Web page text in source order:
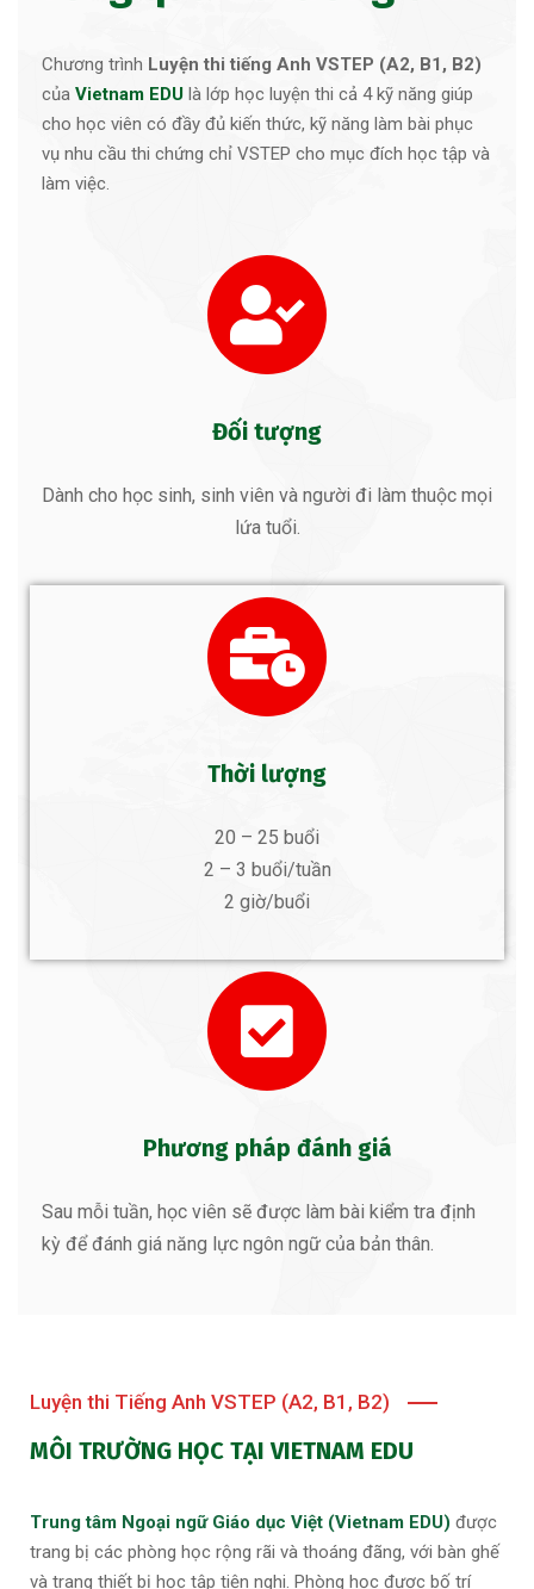
Chương trình Luyện thi tiếng Anh VSTEP (A2, B1, B2)
của Vietnam EDU là lớp học luyện thi cả 4 kỹ năng giúp
cho học viên có đầy đủ kiến thức, kỹ năng làm bài phục
vụ nhu cầu thi chứng chỉ VSTEP cho mục đích học tập và
làm việc.
Đối tượng
Dành cho học sinh, sinh viên và người đi làm thuộc mọi
lứa tuổi.
Thời lượng
20 – 25 buổi
2 – 3 buổi/tuần
2 giờ/buổi
Phương pháp đánh giá
Sau mỗi tuần, học viên sẽ được làm bài kiểm tra định
kỳ để đánh giá năng lực ngôn ngữ của bản thân.
Luyện thi Tiếng Anh VSTEP (A2, B1, B2)
MÔI TRƯỜNG HỌC TẠI VIETNAM EDU
Trung tâm Ngoại ngữ Giáo dục Việt (Vietnam EDU) được
trang bị các phòng học rộng rãi và thoáng đãng, với bàn ghế
và trang thiết bị học tập tiện nghi. Phòng học được bố trí